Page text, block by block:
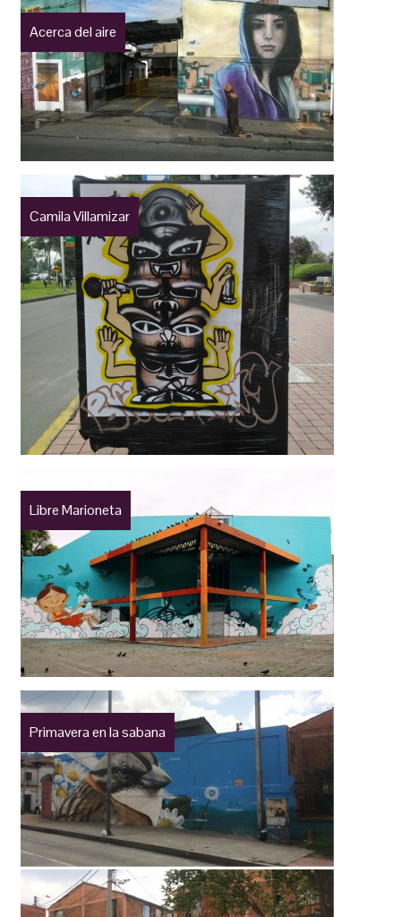
Acerca del aire
Camila Villamizar
Libre Marioneta
Primavera en la sabana